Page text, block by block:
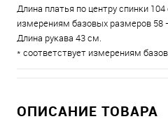
Длина платья по центру спинки
измерениям базовых размеров 58
Длина рукава 43 см.
* соответствует измерениям
ОПИСАНИЕ ТОВАРА